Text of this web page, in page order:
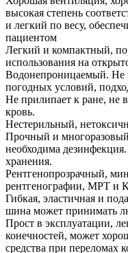
высокая степень
и легкий по весу,
пациентом
Легкий и компактный,
использования на
Водонепроницаемый. Не
погодных условий,
Не прилипает к ране, не
кровь.
Нестерильный,
Прочный и
необходима
хранения.
Рентгенопрозрачный,
рентгенографии, МРТ и
Гибкая, эластичная и
шина может принимать
Прост в эксплуатации,
конечностей, может
средства при переломах